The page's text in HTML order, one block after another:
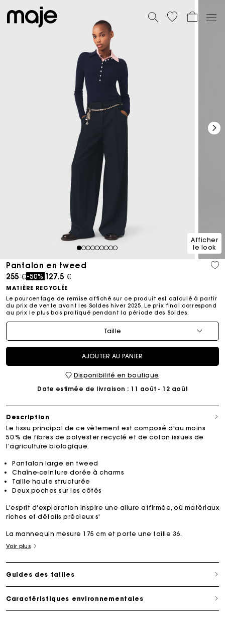
123456789
Afficher
le look
Pantalon en tweed
Price reduced from
255 €to
-50% 127.5 €
MATIÈRE RECYCLÉE
Le pourcentage de remise affiché sur ce produit est calculé à partir
du prix de vente avant les Soldes hiver 2025. Le prix final correspond
au prix le plus bas pratiqué pendant la période des Soldes.​
Taille
AJOUTER AU PANIER
Disponibilité en boutique
Date estimée de livraison : 11 août - 12 août
Description
Le tissu principal de ce vêtement est composé d'au moins
50 % de fibres de polyester recyclé et de coton issues de
l’agriculture biologique.
Pantalon large en tweed
Chaîne-ceinture dorée à charms
Taille haute structurée
Deux poches sur les côtés
L'esprit d'exploration inspire une allure affirmée, où matériaux
riches et détails précieux s'
La mannequin mesure 175 cm et porte une taille 36.
Voir plus
Guides des tailles
Caractéristiques environnementales